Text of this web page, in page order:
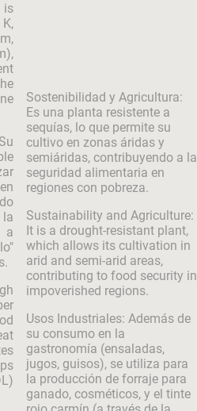
is
a
Sostenibilidad y Agricultura:
Es una planta resistente a
sequías, lo que permite su
cultivo en zonas áridas y
semiáridas, contribuyendo a la
seguridad alimentaria en
regiones con pobreza.
Sustainability and Agriculture:
It is a drought-resistant plant,
which allows its cultivation in
arid and semi-arid areas,
contributing to food security in
impoverished regions.
Usos Industriales: Además de
su consumo en la
gastronomía (ensaladas,
jugos, guisos), se utiliza para
la producción de forraje para
ganado, cosméticos, y el tinte